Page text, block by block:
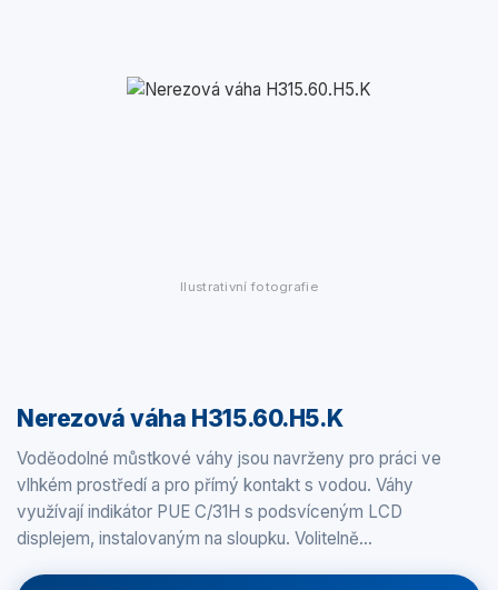
Ilustrativní fotografie
Nerezová váha H315.60.H5.K
Voděodolné můstkové váhy jsou navrženy pro práci ve
vlhkém prostředí a pro přímý kontakt s vodou. Váhy
využívají indikátor PUE C/31H s podsvíceným LCD
displejem, instalovaným na sloupku. Volitelně…